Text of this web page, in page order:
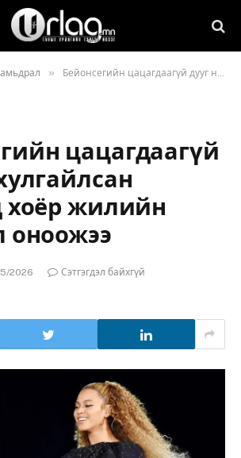
» Бейонсегийн цацагдаагүй дууг нь хулгайлсан этгээдэд хоёр жилийн хорих ял оноожээ
цацагдаагүй
хоёр жилийн
оноожээ
2026
Сэтгэгдэл байхгүй